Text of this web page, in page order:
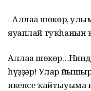
- Аллаға шөкөр,
яуаплай туҡһанын
Аллаға
һүҙҙәр! Улар
икенсе ҡайтыуыма